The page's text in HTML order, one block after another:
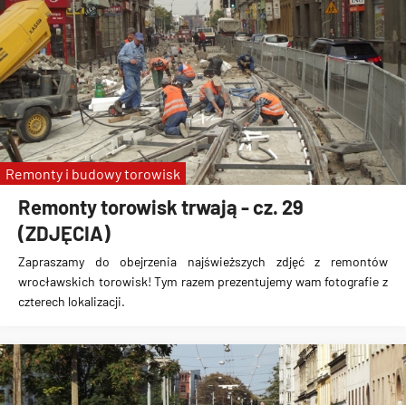
Remonty torowisk trwają - cz. 29
(ZDJĘCIA)
Zapraszamy do obejrzenia najświeższych zdjęć z remontów
wrocławskich torowisk! Tym razem prezentujemy wam fotografie z
czterech lokalizacji.
Remonty i budowy torowisk